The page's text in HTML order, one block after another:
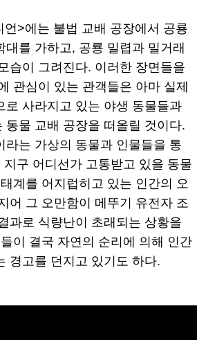
>에는 불법 교배 공장에서 공룡
대를 가하고, 공룡 밀렵과 밀거래
습이 그려진다. 이러한 장면들을
관심이 있는 관객들은 아마 실제
로 사라지고 있는 야생 동물들과
동물 교배 공장을 떠올릴 것이다.
라는 가상의 동물과 인물들을 통
구 어디선가 고통받고 있을 동물
계를 어지럽히고 있는 인간의 오
어 그 오만함이 메뚜기 유전자 조
과로 식량난이 초래되는 상황을
이 결국 자연의 순리에 의해 인간
경고를 던지고 있기도 하다.